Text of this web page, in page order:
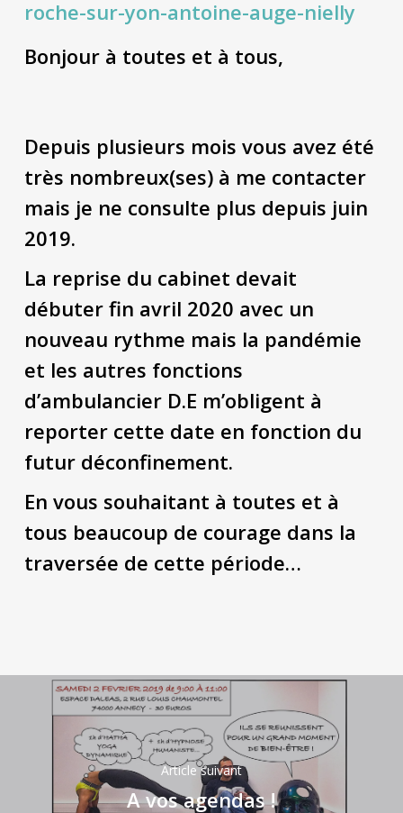
Bonjour à toutes et à tous,
Depuis plusieurs mois vous avez été
très nombreux(ses) à me contacter
mais je ne consulte plus depuis juin
2019.
La reprise du cabinet devait
débuter fin avril 2020 avec un
nouveau rythme mais la pandémie
et les autres fonctions
d’ambulancier D.E m’obligent à
reporter cette date en fonction du
futur déconfinement.
En vous souhaitant à toutes et à
tous beaucoup de courage dans la
traversée de cette période…
Article suivant
A vos agendas !